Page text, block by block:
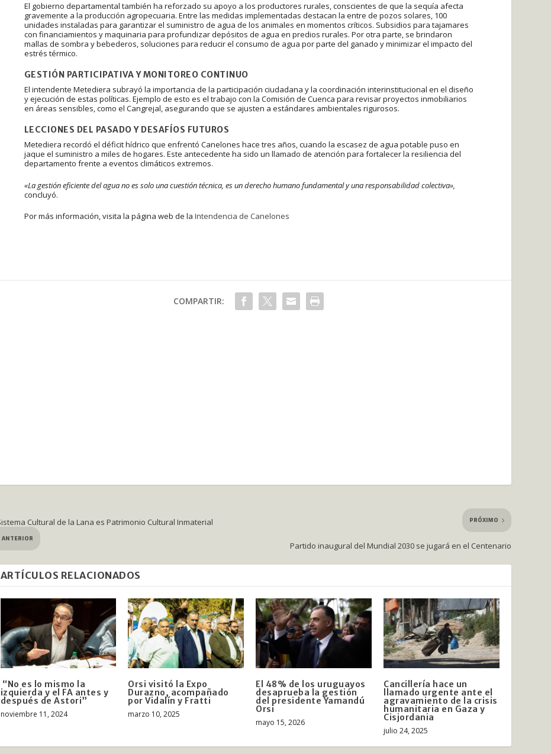
El gobierno departamental también ha reforzado su apoyo a los productores rurales, conscientes de que la sequía afecta
gravemente a la producción agropecuaria. Entre las medidas implementadas destacan la entre de pozos solares, 100
unidades instaladas para garantizar el suministro de agua de los animales en momentos críticos. Subsidios para tajamares
con financiamientos y maquinaria para profundizar depósitos de agua en predios rurales. Por otra parte, se brindaron
mallas de sombra y bebederos, soluciones para reducir el consumo de agua por parte del ganado y minimizar el impacto del
estrés térmico.
GESTIÓN PARTICIPATIVA Y MONITOREO CONTINUO
El intendente Metediera subrayó la importancia de la participación ciudadana y la coordinación interinstitucional en el diseño
y ejecución de estas políticas. Ejemplo de esto es el trabajo con la Comisión de Cuenca para revisar proyectos inmobiliarios
en áreas sensibles, como el Cangrejal, asegurando que se ajusten a estándares ambientales rigurosos.
LECCIONES DEL PASADO Y DESAFÍOS FUTUROS
Metediera recordó el déficit hídrico que enfrentó Canelones hace tres años, cuando la escasez de agua potable puso en
jaque el suministro a miles de hogares. Este antecedente ha sido un llamado de atención para fortalecer la resiliencia del
departamento frente a eventos climáticos extremos.
«La gestión eficiente del agua no es solo una cuestión técnica, es un derecho humano fundamental y una responsabilidad colectiva»,
concluyó.
Por más información, visita la página web de la Intendencia de Canelones
COMPARTIR:
Cultural de la Lana es Patrimonio Cultural Inmaterial
ANTERIOR
PRÓXIMO
Partido inaugural del Mundial 2030 se jugará en el Centenario
ARTÍCULOS RELACIONADOS
“No es lo mismo la
izquierda y el FA antes y
después de Astori”
noviembre 11, 2024
Orsi visitó la Expo
Durazno, acompañado
por Vidalín y Fratti
marzo 10, 2025
El 48% de los uruguayos
desaprueba la gestión
del presidente Yamandú
Orsi
mayo 15, 2026
Cancillería hace un
llamado urgente ante el
agravamiento de la crisis
humanitaria en Gaza y
Cisjordania
julio 24, 2025